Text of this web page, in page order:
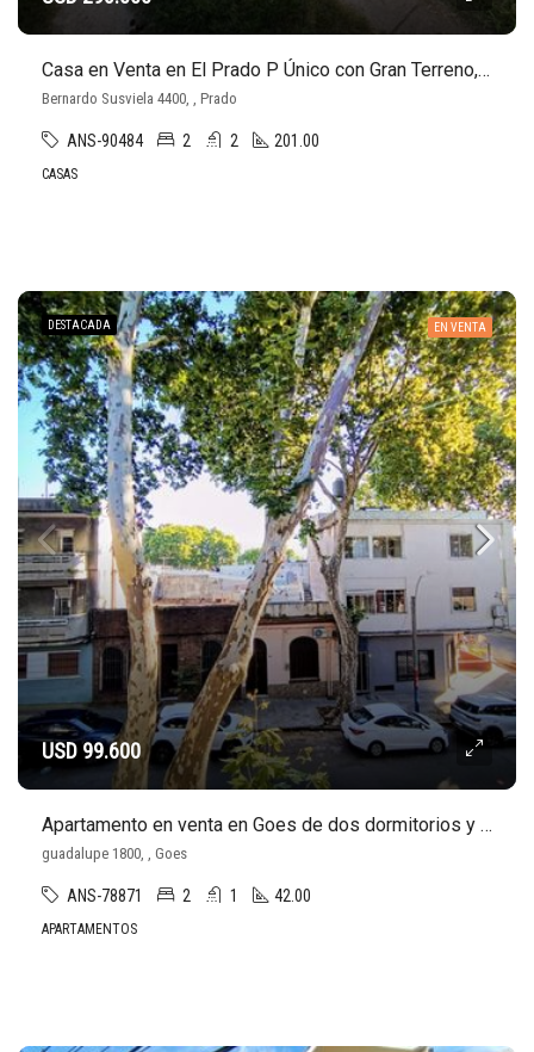
Casa en Venta en El Prado P Único con Gran Terreno, Cocheras, Piscina y Barbacoa
Bernardo Susviela 4400, , Prado
ANS-90484 2 2 201.00
CASAS
DESTACADA EN VENTA
USD 99.600
Apartamento en venta en Goes de dos dormitorios y terraza. Por escalera
guadalupe 1800, , Goes
ANS-78871 2 1 42.00
APARTAMENTOS